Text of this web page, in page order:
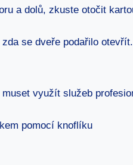
a dolů, zkuste otočit
se dveře podařilo
využít služeb